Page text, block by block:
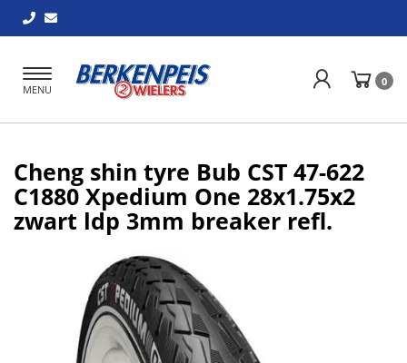
Toggle
navigation
MENU
0
Cheng shin tyre Bub CST 47-622
C1880 Xpedium One 28x1.75x2
zwart ldp 3mm breaker refl.